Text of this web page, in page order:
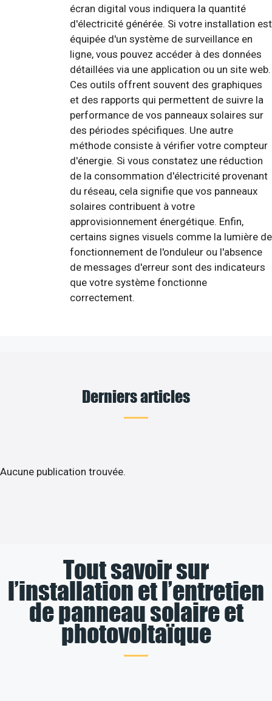
écran digital vous indiquera la quantité
d'électricité générée. Si votre installation est
équipée d'un système de surveillance en
ligne, vous pouvez accéder à des données
détaillées via une application ou un site web.
Ces outils offrent souvent des graphiques
et des rapports qui permettent de suivre la
performance de vos panneaux solaires sur
des périodes spécifiques. Une autre
méthode consiste à vérifier votre compteur
d'énergie. Si vous constatez une réduction
de la consommation d'électricité provenant
du réseau, cela signifie que vos panneaux
solaires contribuent à votre
approvisionnement énergétique. Enfin,
certains signes visuels comme la lumière de
fonctionnement de l'onduleur ou l'absence
de messages d'erreur sont des indicateurs
que votre système fonctionne
correctement.
Derniers articles
Aucune publication trouvée.
Tout savoir sur
l’installation et l’entretien
de panneau solaire et
photovoltaïque